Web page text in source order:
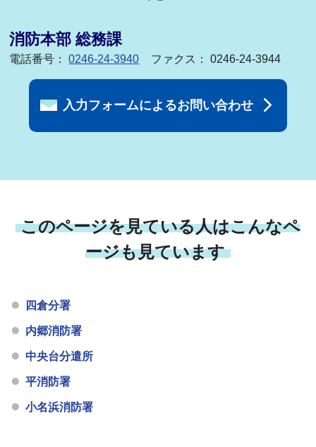
消防本部 総務課
電話番号：0246-24-3940 ファクス： 0246-24-3944
入力フォームによるお問い合わせ
このページを見ている人はこんなペ
ージも見ています
四倉分署
内郷消防署
中央台分遣所
平消防署
小名浜消防署